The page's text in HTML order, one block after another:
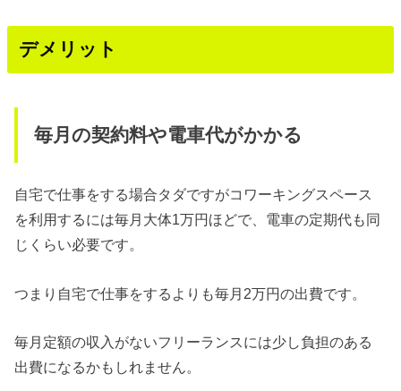
デメリット
毎月の契約料や電車代がかかる
自宅で仕事をする場合タダですがコワーキングスペース
を利用するには毎月大体1万円ほどで、電車の定期代も同
じくらい必要です。
つまり自宅で仕事をするよりも毎月2万円の出費です。
毎月定額の収入がないフリーランスには少し負担のある
出費になるかもしれません。